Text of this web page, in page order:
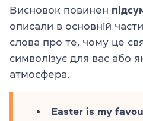
Висновок повинен
описали в основній
слова про те, чому це
символізує для вас або
атмосфера.
Easter is my